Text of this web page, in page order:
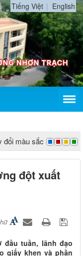
Tiếng Việt English
đổi màu sắc
đột xuất
đầu tuần, lãnh đạo
giấy khen và phần